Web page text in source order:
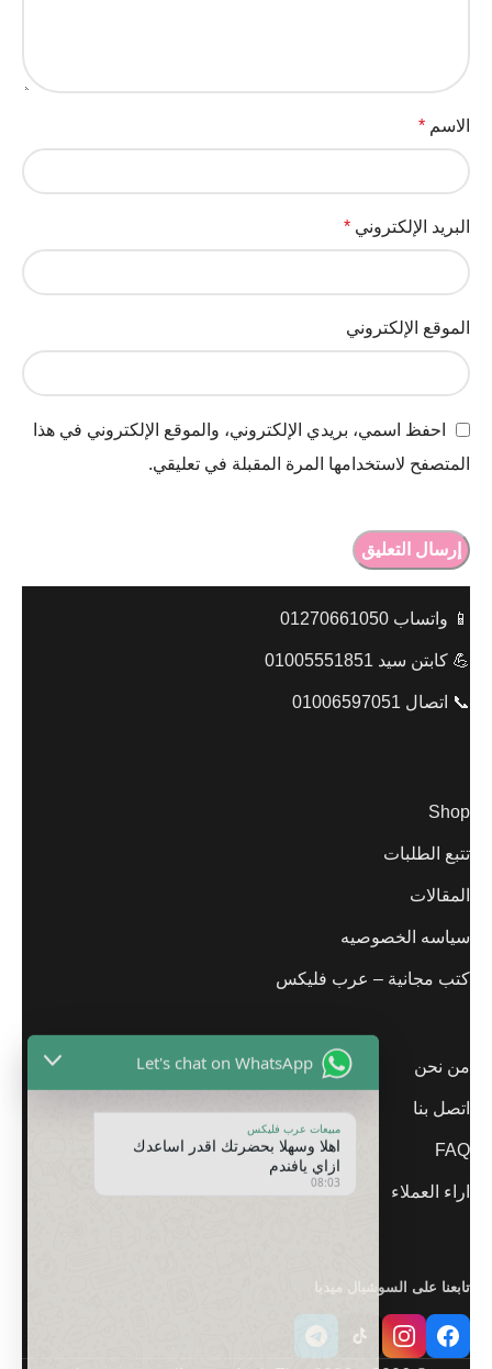
الاسم *
البريد الإلكتروني *
الموقع الإلكتروني
احفظ اسمي، بريدي الإلكتروني، والموقع الإلكتروني في هذا
المتصفح لاستخدامها المرة المقبلة في تعليقي.
📱 واتساب 01270661050
💪 كابتن سيد 01005551851
📞 اتصال 01006597051
Shop
تتبع الطلبات
المقالات
سياسه الخصوصيه
كتب مجانية – عرب فليكس
من نحن
اتصل بنا
FAQ
اراء العملاء
تابعنا على السوشيال ميديا
مبيعات عرب فليكس
اهلا وسهلا بحضرتك اقدر اساعدك
ازاي يافندم
08:03